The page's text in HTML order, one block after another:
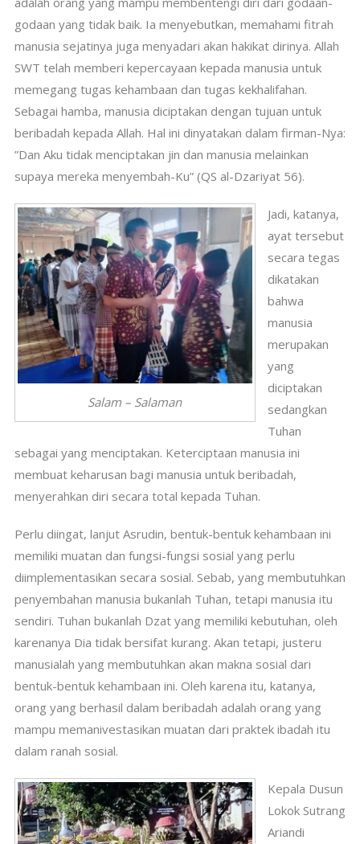
godaan yang tidak baik. Ia menyebutkan, memahami fitrah
manusia sejatinya juga menyadari akan hakikat dirinya. Allah
SWT telah memberi kepercayaan kepada manusia untuk
memegang tugas kehambaan dan tugas kekhalifahan.
Sebagai hamba, manusia diciptakan dengan tujuan untuk
beribadah kepada Allah. Hal ini dinyatakan dalam firman-Nya:
”Dan Aku tidak menciptakan jin dan manusia melainkan
supaya mereka menyembah-Ku” (QS al-Dzariyat 56).
Salam – Salaman
Jadi, katanya,
ayat tersebut
secara tegas
dikatakan
bahwa
manusia
merupakan
yang
diciptakan
sedangkan
Tuhan
sebagai yang menciptakan. Keterciptaan manusia ini
membuat keharusan bagi manusia untuk beribadah,
menyerahkan diri secara total kepada Tuhan.
Perlu diingat, lanjut Asrudin, bentuk-bentuk kehambaan ini
memiliki muatan dan fungsi-fungsi sosial yang perlu
diimplementasikan secara sosial. Sebab, yang membutuhkan
penyembahan manusia bukanlah Tuhan, tetapi manusia itu
sendiri. Tuhan bukanlah Dzat yang memiliki kebutuhan, oleh
karenanya Dia tidak bersifat kurang. Akan tetapi, justeru
manusialah yang membutuhkan akan makna sosial dari
bentuk-bentuk kehambaan ini. Oleh karena itu, katanya,
orang yang berhasil dalam beribadah adalah orang yang
mampu memanivestasikan muatan dari praktek ibadah itu
dalam ranah sosial.
Kepala Dusun
Lokok Sutrang
Ariandi